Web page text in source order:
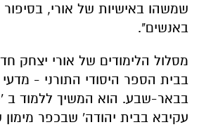
שמשהו באישיות של אורי, בסיפור
באנשים".
מסלול הלימודים של אורי יצחק
בבית הספר היסודי התורני -
בבאר-שבע. הוא המשיך ללמוד ב
עקיבא בבית יהודה' שבכפר